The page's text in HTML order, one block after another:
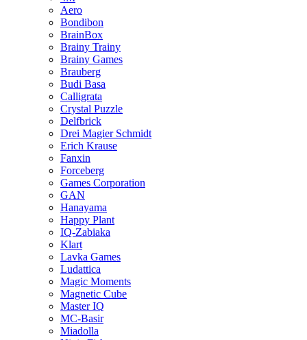
Aero
Bondibon
BrainBox
Brainy Trainy
Brainy Games
Brauberg
Budi Basa
Calligrata
Crystal Puzzle
Delfbrick
Drei Magier Schmidt
Erich Krause
Fanxin
Forceberg
Games Corporation
GAN
Hanayama
Happy Plant
IQ-Zabiaka
Klart
Lavka Games
Ludattica
Magic Moments
Magnetic Cube
Master IQ
MC-Basir
Miadolla